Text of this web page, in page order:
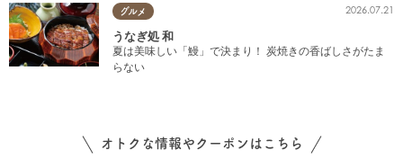
グルメ 2026.07.21
うなぎ処 和
夏は美味しい「鰻」で決まり！ 炭焼きの香ばしさがたま
らない
オトクな情報やクーポンはこちら